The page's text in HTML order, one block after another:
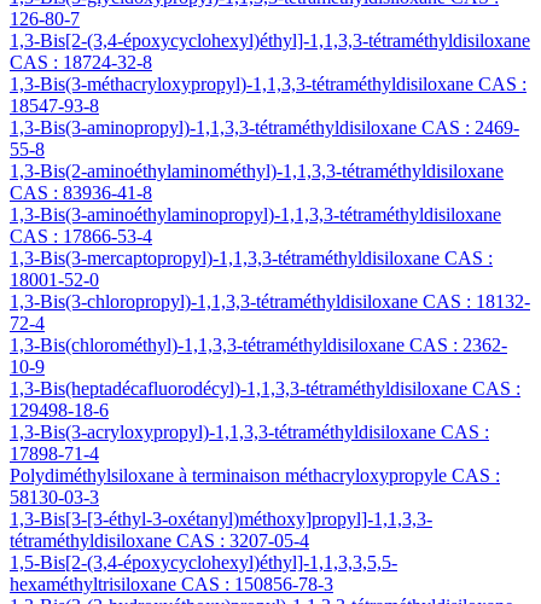
126-80-7
1,3-Bis[2-(3,4-époxycyclohexyl)éthyl]-1,1,3,3-tétraméthyldisiloxane
CAS : 18724-32-8
1,3-Bis(3-méthacryloxypropyl)-1,1,3,3-tétraméthyldisiloxane CAS :
18547-93-8
1,3-Bis(3-aminopropyl)-1,1,3,3-tétraméthyldisiloxane CAS : 2469-
55-8
1,3-Bis(2-aminoéthylaminométhyl)-1,1,3,3-tétraméthyldisiloxane
CAS : 83936-41-8
1,3-Bis(3-aminoéthylaminopropyl)-1,1,3,3-tétraméthyldisiloxane
CAS : 17866-53-4
1,3-Bis(3-mercaptopropyl)-1,1,3,3-tétraméthyldisiloxane CAS :
18001-52-0
1,3-Bis(3-chloropropyl)-1,1,3,3-tétraméthyldisiloxane CAS : 18132-
72-4
1,3-Bis(chlorométhyl)-1,1,3,3-tétraméthyldisiloxane CAS : 2362-
10-9
1,3-Bis(heptadécafluorodécyl)-1,1,3,3-tétraméthyldisiloxane CAS :
129498-18-6
1,3-Bis(3-acryloxypropyl)-1,1,3,3-tétraméthyldisiloxane CAS :
17898-71-4
Polydiméthylsiloxane à terminaison méthacryloxypropyle CAS :
58130-03-3
1,3-Bis[3-[3-éthyl-3-oxétanyl)méthoxy]propyl]-1,1,3,3-
tétraméthyldisiloxane CAS : 3207-05-4
1,5-Bis[2-(3,4-époxycyclohexyl)éthyl]-1,1,3,3,5,5-
hexaméthyltrisiloxane CAS : 150856-78-3